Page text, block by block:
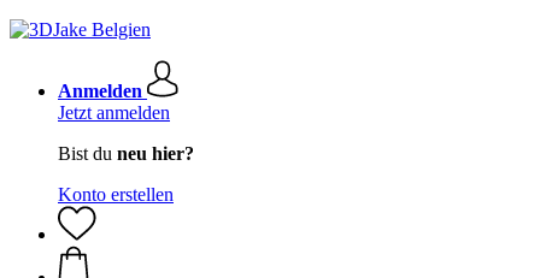
Anmelden
Jetzt anmelden
Bist du neu hier?
Konto erstellen